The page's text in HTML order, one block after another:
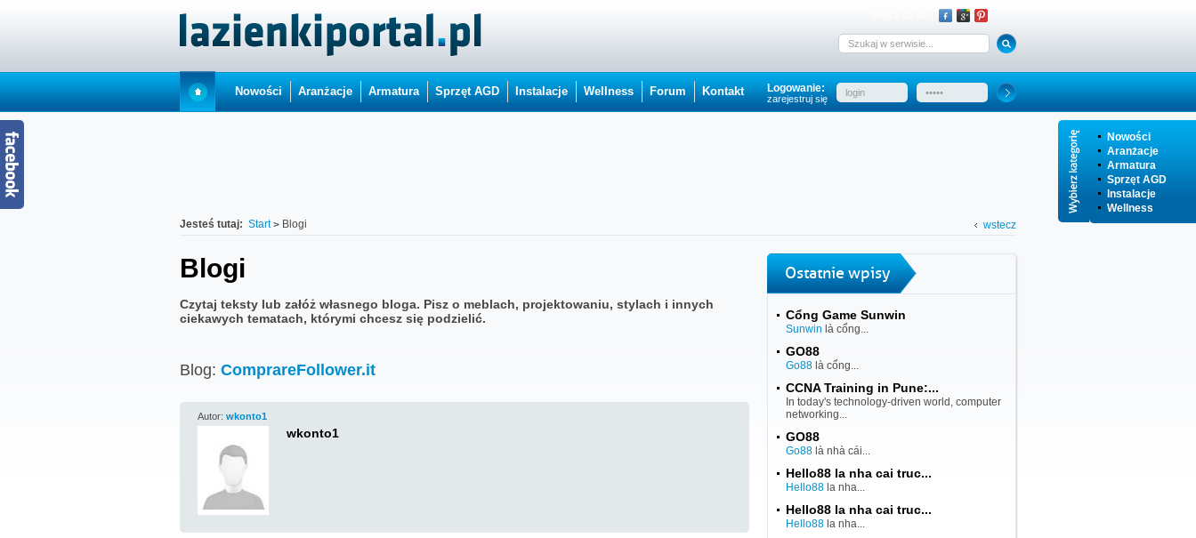
Nowości
Aranżacje
Armatura
Sprzęt AGD
Instalacje
Wellness
Nowości Aranżacje Armatura Sprzęt AGD Instalacje Wellness Forum Kontakt Logowanie:
zarejestruj się
Jesteś tutaj: Start Blogi wstecz
Blogi
Czytaj teksty lub załóż własnego bloga. Pisz o meblach, projektowaniu, stylach i innych
ciekawych tematach, którymi chcesz się podzielić.
Blog: ComprareFollower.it
Autor: wkonto1
wkonto1
Ostatnie wpisy
Cổng Game Sunwin
Sunwin là cổng...
GO88
Go88 là cổng...
CCNA Training in Pune:...
In today's technology-driven world, computer
networking...
GO88
Go88 là nhà cái...
Hello88 la nha cai truc...
Hello88 la nha...
Hello88 la nha cai truc...
Hello88 la nha...